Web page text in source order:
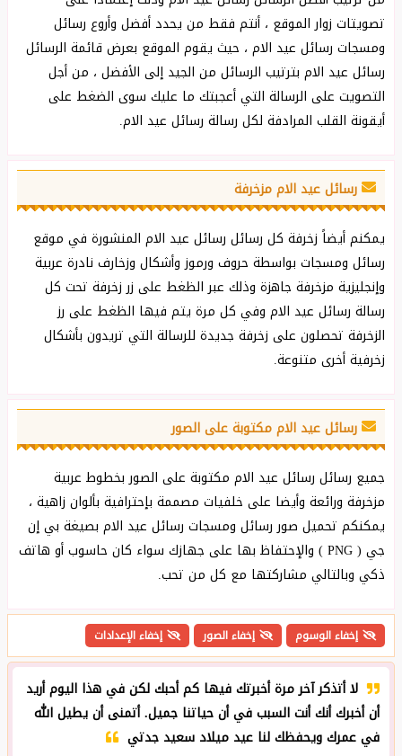
تصويتات زوار الموقع ، أنتم فقط من يحدد أفضل وأروع رسائل
ومسجات رسائل عيد الام ، حيث يقوم الموقع بعرض قائمة الرسائل
رسائل عيد الام بترتيب الرسائل من الجيد إلى الأفضل ، من أجل
التصويت على الرسالة التي أعجبتك ما عليك سوى الضغط على
أيقونة القلب المرادفة لكل رسالة رسائل عيد الام.
رسائل عيد الام مزخرفة
يمكنم أيضاً زخرفة كل رسائل رسائل عيد الام المنشورة في موقع
رسائل ومسجات بواسطة حروف ورموز وأشكال وزخارف نادرة عربية
وإنجليزية مزخرفة جاهزة وذلك عبر الظغط على زر زخرفة تحت كل
رسالة رسائل عيد الام وفي كل مرة يتم فيها الظغط على رز
الزخرفة تحصلون على زخرفة جديدة للرسالة التي تريدون بأشكال
زخرفية أخرى متنوعة.
رسائل عيد الام مكتوبة على الصور
جميع رسائل رسائل عيد الام مكتوبة على الصور بخطوط عربية
مزخرفة ورائعة وأيضا على خلفيات مصممة بإحترافية بألوان زاهية ،
يمكنكم تحميل صور رسائل ومسجات رسائل عيد الام بصيغة بي إن
جي ( PNG ) والإحتفاظ بها على جهازك سواء كان حاسوب أو هاتف
ذكي وبالتالي مشاركتها مع كل من تحب.
إخفاء الوسوم إخفاء الصور إخفاء الإعدادات
لا أتذكر آخر مرة أخبرتك فيها كم أحبك لكن في هذا اليوم أريد
أن أخبرك أنك أنت السبب في أن حياتنا جميل. أتمنى أن يطيل الله
في عمرك ويحفظك لنا عيد ميلاد سعيد جدتي